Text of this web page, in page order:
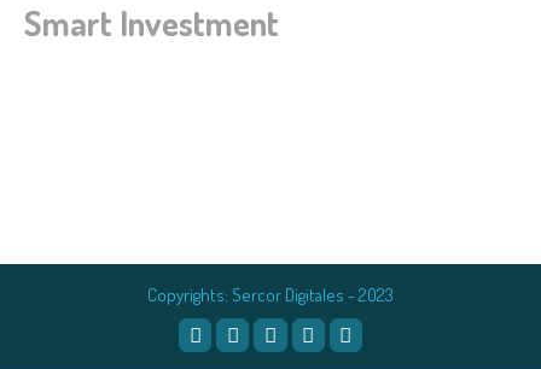
Smart Investment
Copyrights: Sercor Digitales - 2023